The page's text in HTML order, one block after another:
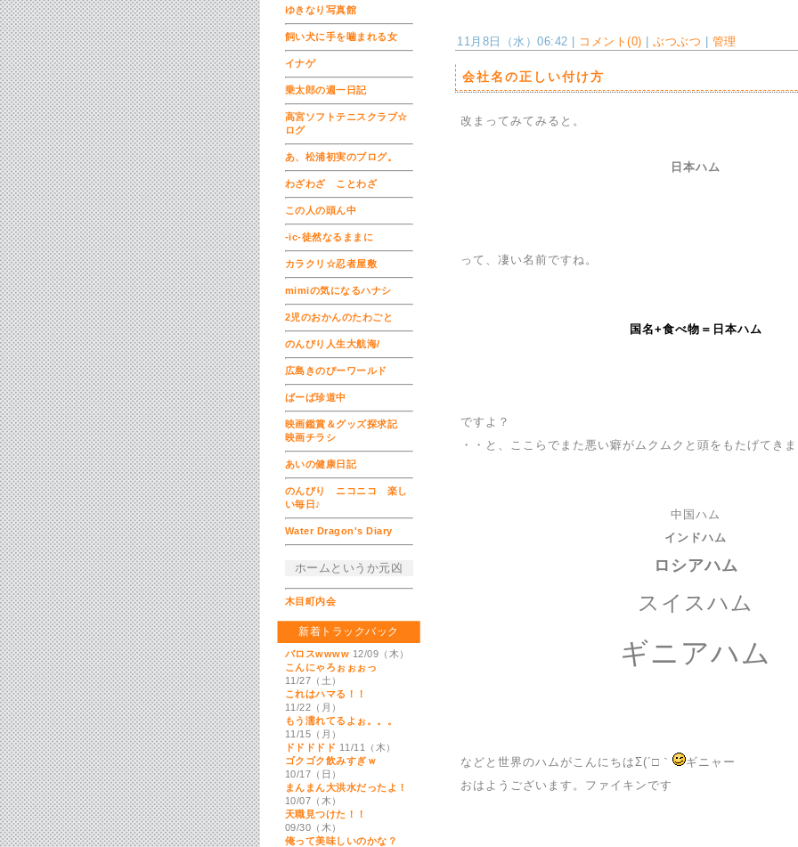
ゆきなり写真館
飼い犬に手を噛まれる女
イナゲ
乗太郎の週一日記
高宮ソフトテニスクラブ☆
ログ
あ、松浦初実のブログ。
わざわざ ことわざ
この人の頭ん中
-ic-徒然なるままに
カラクリ☆忍者屋敷
mimiの気になるハナシ
2児のおかんのたわごと
のんびり人生大航海/
広島きのぴーワールド
ばーば珍道中
映画鑑賞＆グッズ探求記
映画チラシ
あいの健康日記
のんびり ニコニコ 楽し
い毎日♪
Water Dragon's Diary
ホームというか元凶
木目町内会
新着トラックバック
バロスwwww 12/09（木）
こんにゃろぉぉぉっ
11/27（土）
これはハマる！！
11/22（月）
もう濡れてるよぉ。。。
11/15（月）
ドドドドド 11/11（木）
ゴクゴク飲みすぎｗ
10/17（日）
まんまん大洪水だったよ！
10/07（木）
天職見つけた！！
09/30（木）
俺って美味しいのかな？
11月8日（水）06:42 | コメント(0) ぶつぶつ 管理
会社名の正しい付け方
改まってみてみると。
日本ハム
って、凄い名前ですね。
国名+食べ物＝日本ハム
ですよ？
・・と、ここらでまた悪い癖がムクムクと頭をもたげてき
中国ハム
インドハム
ロシアハム
スイスハム
ギニアハム
などと世界のハムがこんにちはΣ(´□｀
ギニャー
おはようございます。ファイキンです